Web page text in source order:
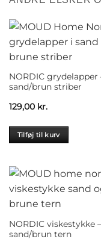
NORDIC grydelapper
sand/brun striber
129,00 kr.
Tilføj til kurv
NORDIC viskestykke –
sand/brun tern